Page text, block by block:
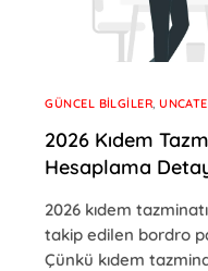
GÜNCEL BILGILER,
2026 Kıdem
Hesaplama
2026 kıdem
takip edilen bordro
Çünkü kıdem